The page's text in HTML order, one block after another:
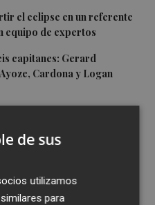
el eclipse en un referente
equipo de expertos
capitanes: Gerard
Cardona y Logan
contrato del transporte
de sus
utilizamos
para